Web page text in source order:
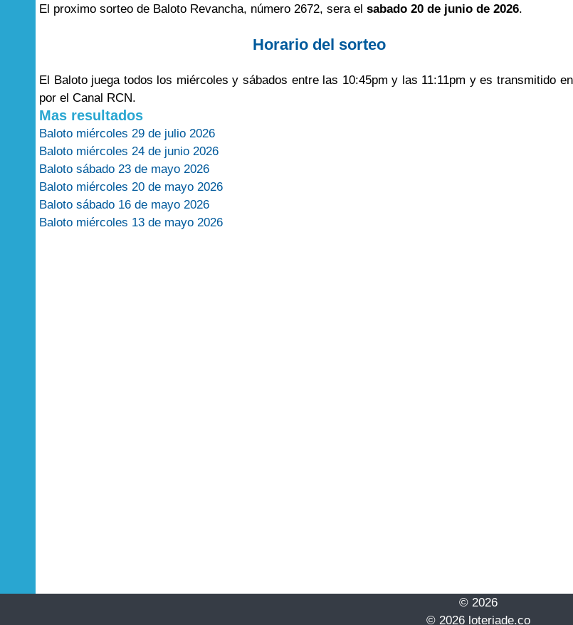
El proximo sorteo de Baloto Revancha, número 2672, sera el sabado 20 de junio de 2026.
Horario del sorteo
El Baloto juega todos los miércoles y sábados entre las 10:45pm y las 11:11pm y es transmitido
por el Canal RCN.
Mas resultados
Baloto miércoles 29 de julio 2026
Baloto miércoles 24 de junio 2026
Baloto sábado 23 de mayo 2026
Baloto miércoles 20 de mayo 2026
Baloto sábado 16 de mayo 2026
Baloto miércoles 13 de mayo 2026
© 2026
© 2026 loteriade.co